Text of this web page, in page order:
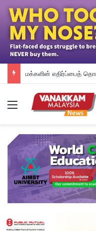
Menu